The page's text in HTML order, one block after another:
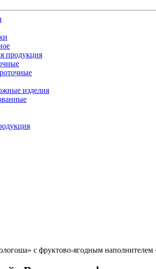
продукция
изделия
с фруктово-ягодным наполнителем